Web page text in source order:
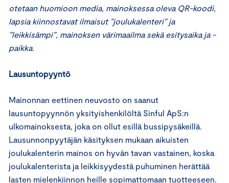
otetaan huomioon media, mainoksessa oleva QR-koodi,
lapsia kiinnostavat ilmaisut ”joulukalenteri” ja
”leikkisämpi”, mainoksen värimaailma sekä esitysaika ja -
paikka.
Lausuntopyyntö
Mainonnan eettinen neuvosto on saanut
lausuntopyynnön yksityishenkilöltä Sinful ApS:n
ulkomainoksesta, joka on ollut esillä bussipysäkeillä.
Lausunnonpyytäjän käsityksen mukaan aikuisten
joulukalenterin mainos on hyvän tavan vastainen, koska
joulukalenterista ja leikkisyydestä puhuminen herättää
lasten mielenkiinnon heille sopimattomaan tuotteeseen.